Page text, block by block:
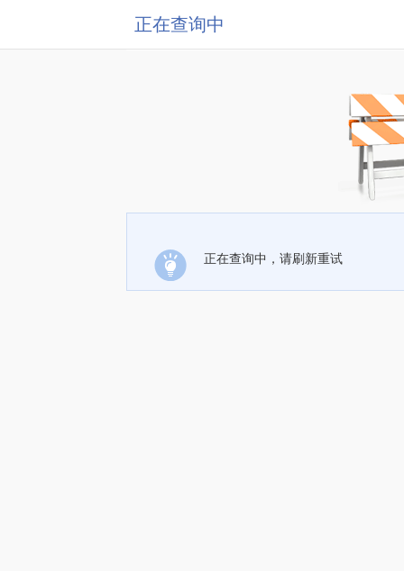
正在查询中
正在查询中，请刷新重试